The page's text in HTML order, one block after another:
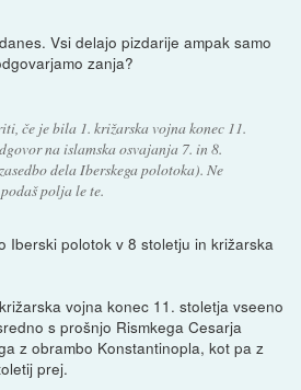
Vsi delajo pizdarije ampak samo
zanja?
če je bila 1. križarska vojna konec 11.
na islamska osvajanja 7. in 8.
dela Iberskega polotoka). Ne
polja le te.
Iberski polotok v 8 stoletju in križarska
vojna konec 11. stoletja vseeno
s prošnjo Rismkega Cesarja
z obrambo Konstantinopla, kot pa z
prej.